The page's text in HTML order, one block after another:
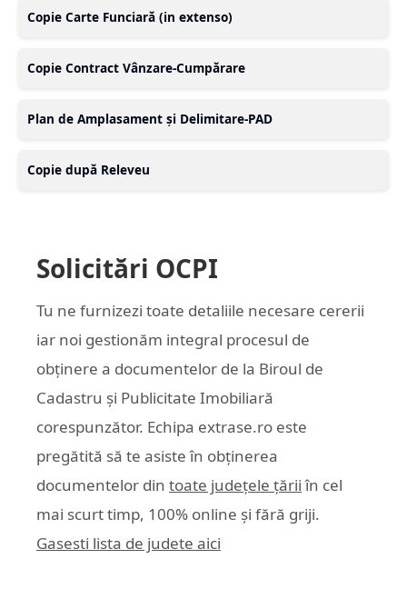
Copie Carte Funciară (in extenso)
Copie Contract Vânzare-Cumpărare
Plan de Amplasament și Delimitare-PAD
Copie după Releveu
Solicitări OCPI
Tu ne furnizezi toate detaliile necesare cererii
iar noi gestionăm integral procesul de
obținere a documentelor de la Biroul de
Cadastru și Publicitate Imobiliară
corespunzător. Echipa extrase.ro este
pregătită să te asiste în obținerea
documentelor din toate județele țării în cel
mai scurt timp, 100% online și fără griji.
Gasesti lista de judete aici